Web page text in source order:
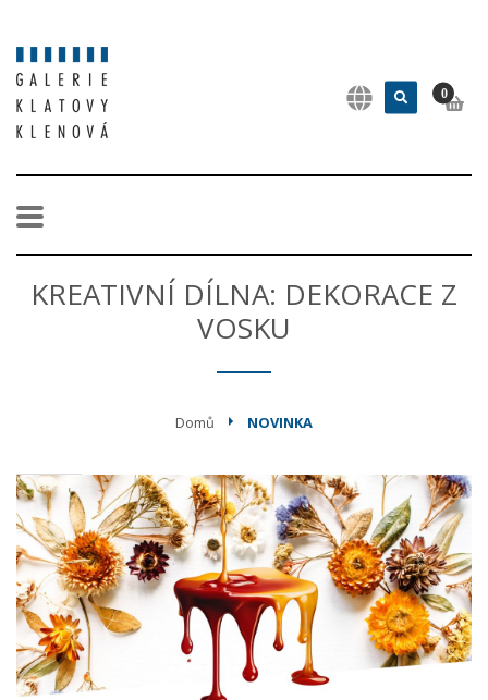
0
KREATIVNÍ DÍLNA: DEKORACE Z
VOSKU
Domů NOVINKA